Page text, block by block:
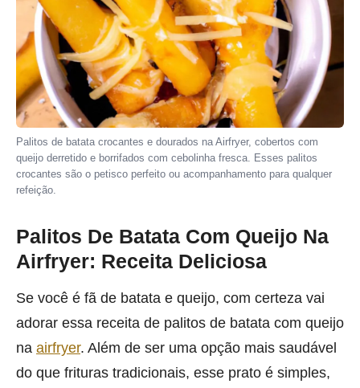
Palitos de batata crocantes e dourados na Airfryer, cobertos com
queijo derretido e borrifados com cebolinha fresca. Esses palitos
crocantes são o petisco perfeito ou acompanhamento para qualquer
refeição.
Palitos De Batata Com Queijo Na
Airfryer: Receita Deliciosa
Se você é fã de batata e queijo, com certeza vai
adorar essa receita de palitos de batata com queijo
na airfryer. Além de ser uma opção mais saudável
do que frituras tradicionais, esse prato é simples,